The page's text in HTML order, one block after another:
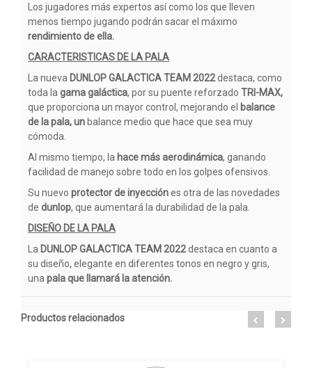
Los jugadores más expertos así como los que lleven
menos tiempo jugando podrán sacar el máximo
rendimiento de ella.
CARACTERISTICAS DE LA PALA
La nueva DUNLOP GALACTICA TEAM 2022destaca, como
toda la gama galáctica, por su puente reforzado TRI-MAX,
que proporciona un mayor control, mejorando el balance
de la pala, unbalance medio que hace que sea muy
cómoda.
Al mismo tiempo, la hace más aerodinámica, ganando
facilidad de manejo sobre todo en los golpes ofensivos.
Su nuevo protector de inyecciónes otra de las novedades
de dunlop, que aumentará la durabilidad de la pala.
DISEÑO DE LA PALA
La DUNLOP GALACTICA TEAM 2022destaca en cuanto a
su diseño, elegante en diferentes tonos en negro y gris,
una pala que llamará la atención.
Productos relacionados